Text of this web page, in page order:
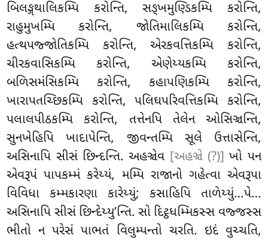
બિલઙ્ગથાલિકમ્પિ કરોન્તિ, સઙ્ખમુણ્ડિકમ્પિ કરોન્તિ,
રાહુમુખમ્પિ કરોન્તિ, જોતિમાલિકમ્પિ કરોન્તિ,
હત્થપજ્જોતિકમ્પિ કરોન્તિ, એરકવત્તિકમ્પિ કરોન્તિ,
ચીરકવાસિકમ્પિ કરોન્તિ, એણેય્યકમ્પિ કરોન્તિ,
બળિસમંસિકમ્પિ કરોન્તિ, કહાપણિકમ્પિ કરોન્તિ,
ખારાપતચ્છિકમ્પિ કરોન્તિ, પલિઘપરિવત્તિકમ્પિ કરોન્તિ,
પલાલપીઠકમ્પિ કરોન્તિ, તત્તેનપિ તેલેન ઓસિઞ્ચન્તિ,
સુનખેહિપિ ખાદાપેન્તિ, જીવન્તમ્પિ સૂલે ઉત્તાસેન્તિ,
અસિનાપિ સીસં છિન્દન્તિ. અહઞ્ચેવ [અહઞ્ચે (?)] ખો પન
એવરૂપં પાપકમ્મં કરેય્યં, મમ્પિ રાજાનો ગહેત્વા એવરૂપા
વિવિધા કમ્મકારણા કારેય્યું; કસાહિપિ તાળેય્યું…પે…
અસિનાપિ સીસં છિન્દેય્યુ’ન્તિ. સો દિટ્ઠધમ્મિકસ્સ વજ્જસ્સ
ભીતો ન પરેસં પાભતં વિલુમ્પન્તો ચરતિ. ઇદં વુચ્ચતિ,